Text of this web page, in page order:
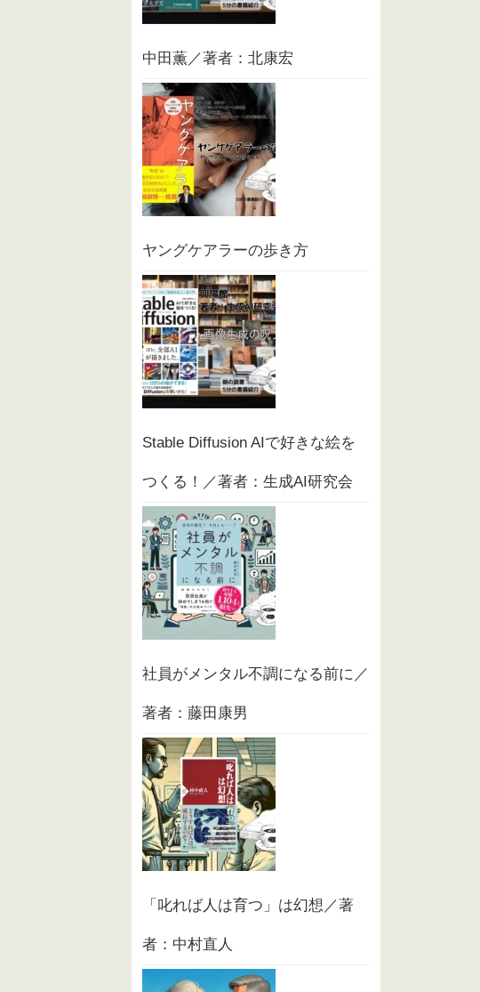
中田薫／著者：北康宏
ヤングケアラーの歩き方
Stable Diffusion AIで好きな絵を
つくる！／著者：生成AI研究会
社員がメンタル不調になる前に／
著者：藤田康男
「叱れば人は育つ」は幻想／著
者：中村直人